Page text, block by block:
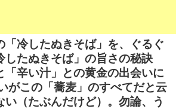
「冷したぬきそば」を、ぐるぐ
したぬきそば」の旨さの秘訣
「辛い汁」との黄金の出会いに
がこの「蕎麦」のすべてだと云
い（たぶんだけど）。勿論、う